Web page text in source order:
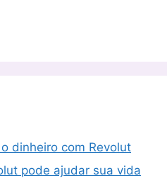
dinheiro com Revolut
pode ajudar sua vida